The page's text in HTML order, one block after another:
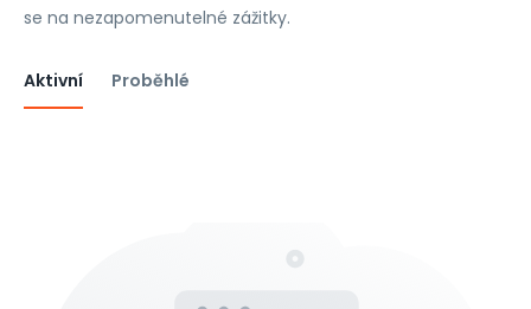
se na nezapomenutelné zážitky.
Aktivní Proběhlé